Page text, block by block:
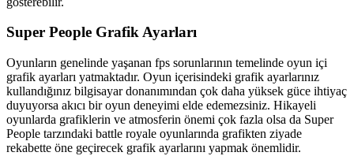
Super People Grafik Ayarları
Oyunların genelinde yaşanan fps sorunlarının temelinde oyun içi
grafik ayarları yatmaktadır. Oyun içerisindeki grafik ayarlarınız
kullandığınız bilgisayar donanımından çok daha yüksek güce ihtiyaç
duyuyorsa akıcı bir oyun deneyimi elde edemezsiniz. Hikayeli
oyunlarda grafiklerin ve atmosferin önemi çok fazla olsa da Super
People tarzındaki battle royale oyunlarında grafikten ziyade
rekabette öne geçirecek grafik ayarlarını yapmak önemlidir.